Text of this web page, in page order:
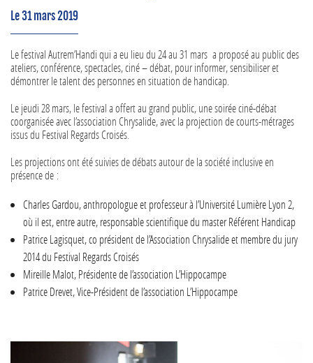
Le 31 mars 2019
Le festival Autrem’Handi qui a eu lieu du 24 au 31 mars a proposé au public des
ateliers, conférence, spectacles, ciné – débat, pour informer, sensibiliser et
démontrer le talent des personnes en situation de handicap.
Le jeudi 28 mars, le festival a offert au grand public, une soirée ciné-débat
coorganisée avec l’association Chrysalide, avec la projection de courts-métrages
issus du Festival Regards Croisés.
Les projections ont été suivies de débats autour de la société inclusive en
présence de :
Charles Gardou, anthropologue et professeur à l’Université Lumière Lyon 2,
où il est, entre autre, responsable scientifique du master Référent Handicap
Patrice Lagisquet, co président de l’Association Chrysalide et membre du jury
2014 du Festival Regards Croisés
Mireille Malot, Présidente de l’association L’Hippocampe
Patrice Drevet, Vice-Président de l’association L’Hippocampe